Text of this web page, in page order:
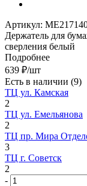
Артикул:
Держатель для
сверления белый
Подробнее
639 ₽/шт
Есть в наличии (9)
ТЦ ул. Камская
2
ТЦ ул. Емельянова
2
ТЦ пр. Мира
3
ТЦ г. Советск
2
-